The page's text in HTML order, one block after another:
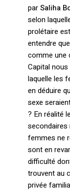
parSaliha
selon
prolétaire
entendre
comme une
Capital
laquelle les
en déduire
sexe
? En réalité
secondaires
femmes ne
sont en
difficulté
trouvent au
privée